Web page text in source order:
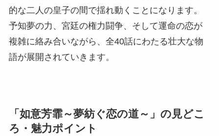
的な二人の皇子の間で揺れ動くことになります。
予知夢の力、宮廷の権力闘争、そして運命の恋が
複雑に絡み合いながら、全40話にわたる壮大な物
語が展開されていきます。
「如意芳霏～夢紡ぐ恋の道～」の見どこ
ろ・魅力ポイント